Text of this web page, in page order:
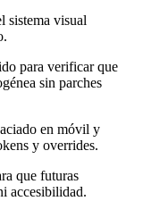
sistema visual
para verificar que
sin parches
en móvil y
y overrides.
que futuras
accesibilidad.